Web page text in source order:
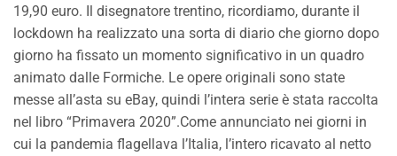
19,90 euro. Il disegnatore trentino, ricordiamo, durante il
lockdown ha realizzato una sorta di diario che giorno dopo
giorno ha fissato un momento significativo in un quadro
animato dalle Formiche. Le opere originali sono state
messe all’asta su eBay, quindi l’intera serie è stata raccolta
nel libro “Primavera 2020”.Come annunciato nei giorni in
cui la pandemia flagellava l’Italia, l’intero ricavato al netto